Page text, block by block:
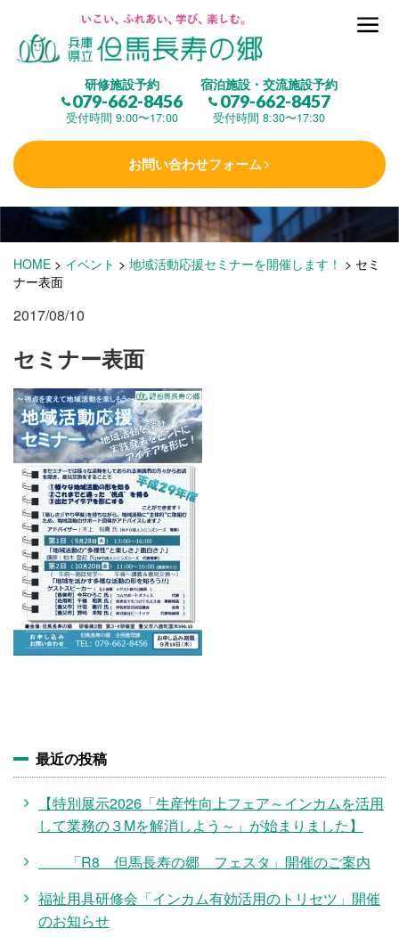
研修施設予約
079-662-8456
受付時間 9:00〜17:00
宿泊施設・交流施設予約
079-662-8457
受付時間 8:30〜17:30
お問い合わせフォーム
但馬長寿の郷とは
(研修施設)
楽しむ
学 ぶ(健康福祉)
泊まる(宿泊)
施設・料金
アクセス
HOME > イベント > 地域活動応援セミナーを開催します！ > セミ
ナー表面
2017/08/10
セミナー表面
最近の投稿
【特別展示2026「生産性向上フェア～インカムを活用
して業務の３Mを解消しよう～」が始まりました】
「R8 但馬長寿の郷 フェスタ」開催のご案内
福祉用具研修会「インカム有効活用のトリセツ」開催
のお知らせ